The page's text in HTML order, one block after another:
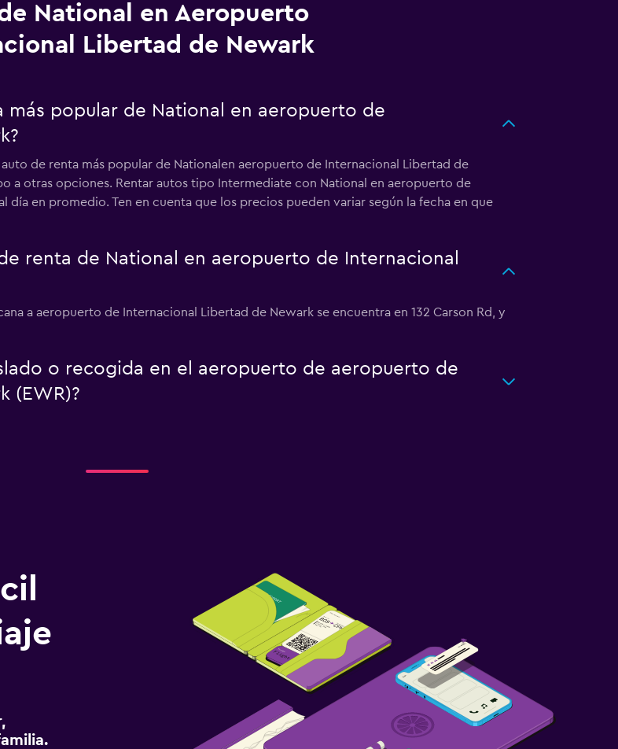
National en Aeropuerto
Libertad de Newark
más popular de National en aeropuerto de
de renta más popular de Nationalen aeropuerto de Internacional Libertad de
a otras opciones. Rentar autos tipo Intermediate con National en aeropuerto de
día en promedio. Ten en cuenta que los precios pueden variar según la fecha en que
renta de National en aeropuerto de Internacional
a aeropuerto de Internacional Libertad de Newark se encuentra en 132 Carson Rd, y
o recogida en el aeropuerto de aeropuerto de
(EWR)?